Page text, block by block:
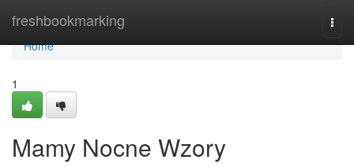
freshbookmarking
Home
Home
1
Mamy Nocne Wzory